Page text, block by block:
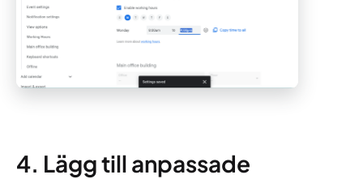
4. Lägg till anpassade